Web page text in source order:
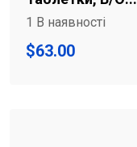
1 В наявності
$63.00